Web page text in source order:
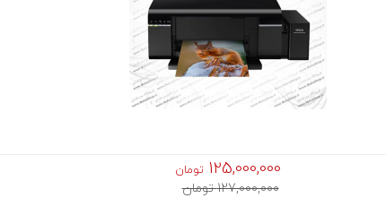
125,000,000 تومان
127,000,000 تومان